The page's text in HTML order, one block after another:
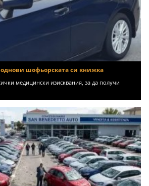
шофьорската си книжка
медицински изисквания, за да получи